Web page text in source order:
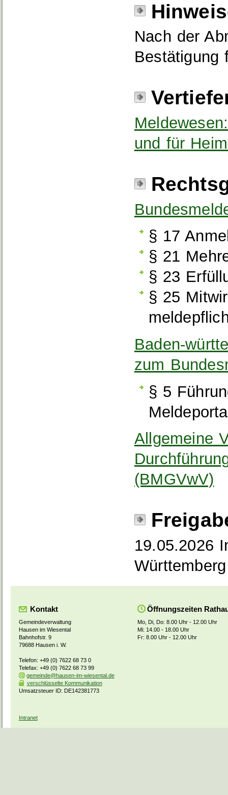
Nach der
Bestätigung
und für
§ 17
§ 21
§ 23
§ 25
Baden-
zum
§ 5
Allgemeine
(BMGVwV)
19.05.2026
Württemberg
Kontakt
Gemeindeverwaltung
Hausen im Wiesental
Bahnhofstr. 9
79688 Hausen i. W.
Telefon: +49 (0) 7622 68 73 0
Telefax: +49 (0) 7622 68 73 99
gemeinde@hausen-im-wiesental.de
verschlüsselte Kommunikation
Umsatzsteuer ID: DE142381773
Öffnungszeiten
Mo, Di, Do: 8.00 Uhr - 12.00 Uhr
Mi: 14.00 - 18.00 Uhr
Fr: 8.00 Uhr - 12.00 Uhr
Intranet